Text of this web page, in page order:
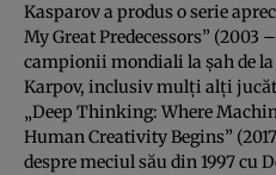
Kasparov a produs o serie
My Great Predecessors”
campionii mondiali la șah de
Karpov, inclusiv mulți alți
„Deep Thinking: Where
Human Creativity Begins”
despre meciul său din 1997 cu